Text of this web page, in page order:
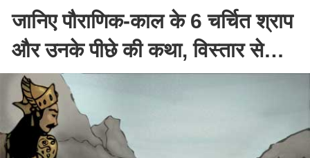
जानिए पौराणिक-काल के 6 चर्चित श्राप
और उनके पीछे की कथा, विस्तार से…